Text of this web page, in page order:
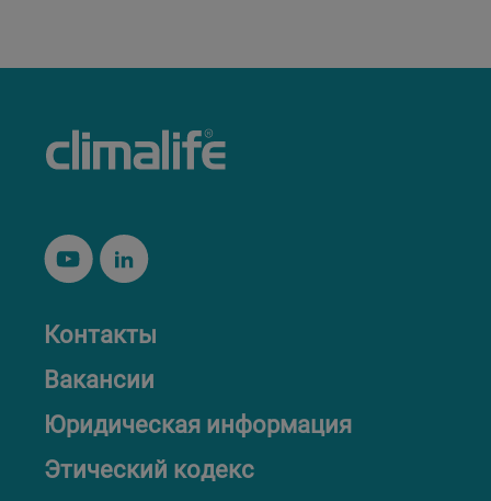
Контакты
Вакансии
Юридическая информация
Этический кодекс